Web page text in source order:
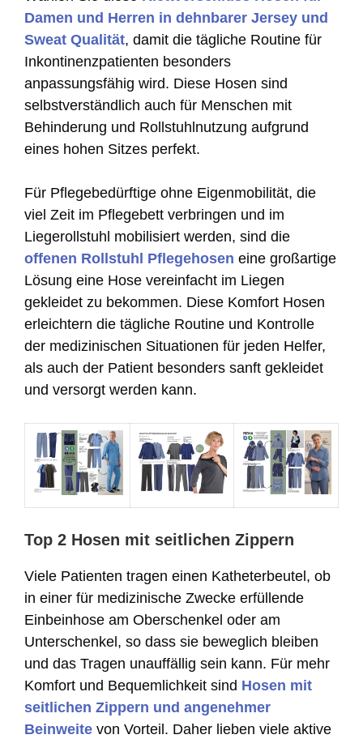
Damen und Herren in dehnbarer Jersey und
Sweat Qualität, damit die tägliche Routine für
Inkontinenzpatienten besonders
anpassungsfähig wird. Diese Hosen sind
selbstverständlich auch für Menschen mit
Behinderung und Rollstuhlnutzung aufgrund
eines hohen Sitzes perfekt.
Für Pflegebedürftige ohne Eigenmobilität, die
viel Zeit im Pflegebett verbringen und im
Liegerollstuhl mobilisiert werden, sind die
offenen Rollstuhl Pflegehosen eine großartige
Lösung eine Hose vereinfacht im Liegen
gekleidet zu bekommen. Diese Komfort Hosen
erleichtern die tägliche Routine und Kontrolle
der medizinischen Situationen für jeden Helfer,
als auch der Patient besonders sanft gekleidet
und versorgt werden kann.
Top 2 Hosen mit seitlichen Zippern
Viele Patienten tragen einen Katheterbeutel, ob
in einer für medizinische Zwecke erfüllende
Einbeinhose am Oberschenkel oder am
Unterschenkel, so dass sie beweglich bleiben
und das Tragen unauffällig sein kann. Für mehr
Komfort und Bequemlichkeit sind Hosen mit
seitlichen Zippern und angenehmer
Beinweite von Vorteil. Daher lieben viele aktive